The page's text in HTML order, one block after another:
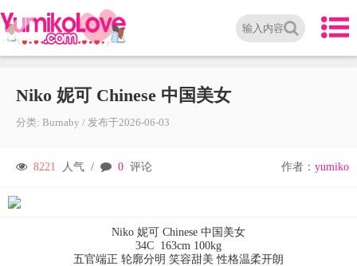
Niko 妮可 Chinese 中国美女
分类: Burnaby / 发布于2026-06-03
8221 人气 / 0 评论 作者： yumiko
Niko 妮可 Chinese 中国美女
34C 163cm 100kg
五官端正 轮廓分明 笑容甜美 性格温柔开朗